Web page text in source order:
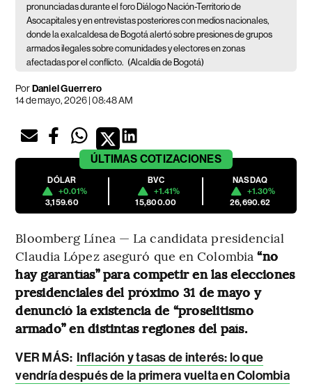
pronunciadas durante el foro Diálogo Nación-Territorio de
Asocapitales y en entrevistas posteriores con medios nacionales,
donde la exalcaldesa de Bogotá alertó sobre presiones de grupos
armados ilegales sobre comunidades y electores en zonas
afectadas por el conflicto. (Alcaldía de Bogotá)
PorDaniel Guerrero
14 de mayo, 2026 | 08:48 AM
ÚLTIMAS COTIZACIONES
DÓLAR
+0.01%
3,159.60
BVC
+1.41%
15,800.00
NASDAQ
+1.30%
26,690.62
Bloomberg Línea — La candidata presidencial
Claudia López aseguró que en Colombia “no
hay garantías” para competir en las elecciones
presidenciales del próximo 31 de mayo y
denunció la existencia de “proselitismo
armado” en distintas regiones del país.
VER MÁS: Inflación y tasas de interés: lo que
vendría después de la primera vuelta en Colombia